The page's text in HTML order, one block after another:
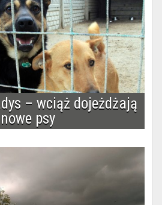
– wciąż dojeżdżają
nowe psy